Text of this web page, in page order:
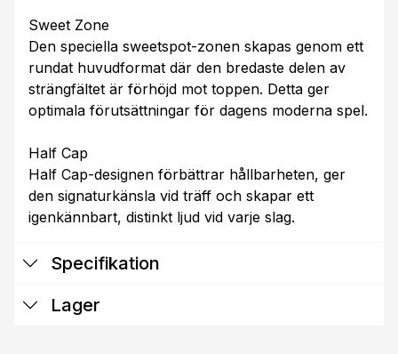
Sweet Zone
Den speciella sweetspot-zonen skapas genom ett
rundat huvudformat där den bredaste delen av
strängfältet är förhöjd mot toppen. Detta ger
optimala förutsättningar för dagens moderna spel.
Half Cap
Half Cap-designen förbättrar hållbarheten, ger
den signaturkänsla vid träff och skapar ett
igenkännbart, distinkt ljud vid varje slag.
Specifikation
Lager